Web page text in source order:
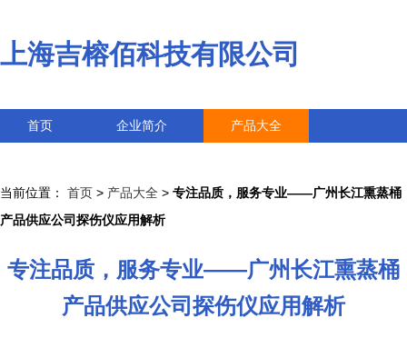
上海吉榕佰科技有限公司
首页 企业简介 产品大全
当前位置： 首页 > 产品大全 > 专注品质，服务专业——广州长江熏蒸桶
产品供应公司探伤仪应用解析
专注品质，服务专业——广州长江熏蒸桶
产品供应公司探伤仪应用解析